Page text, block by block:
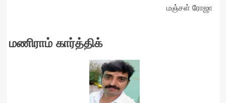
மஞ்சள் ரோஜா
மணிராம் கார்த்திக்